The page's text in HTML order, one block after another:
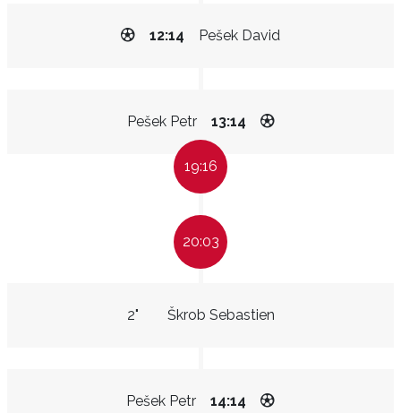
Pešek David
12:14
Pešek Petr 13:14
19:16
20:03
Škrob Sebastien
2"
Pešek Petr 14:14